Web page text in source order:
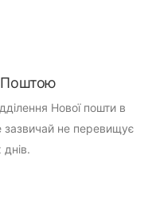
Поштою
Нової пошти в
зазвичай не перевищує